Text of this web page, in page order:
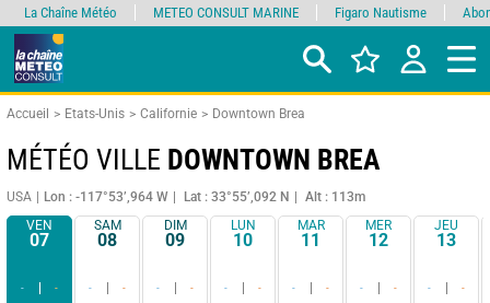
Accueil Etats-Unis Californie Downtown Brea
MÉTÉO VILLE DOWNTOWN BREA
USA Lon : -117°53’,964 W Lat : 33°55’,092 N
Alt : 113m
VEN
07
- -
SAM
08
- -
DIM
09
- -
LUN
10
- -
MAR
11
- -
MER
12
- -
JEU
13
- -
La Chaîne Météo METEO CONSULT MARINE Figaro Nautisme